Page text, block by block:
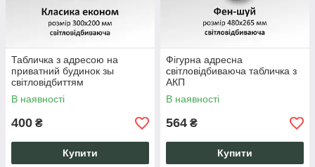
Табличка з адресою на
приватний будинок зы
світловідбиттям
В наявності
400 ₴
Купити
Фігурна адресна
світловідбиваюча табличка з
АКП
В наявності
564 ₴
Купити